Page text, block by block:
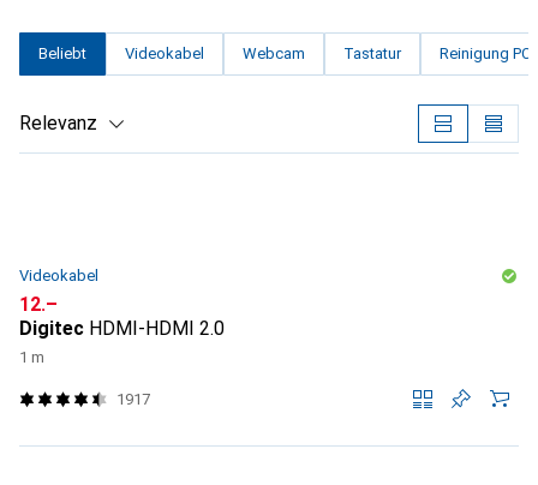
Beliebt Videokabel Webcam Tastatur Reinigung PC
Relevanz
Videokabel
CHF
12.–
Digitec HDMI-HDMI 2.0
1 m
1917